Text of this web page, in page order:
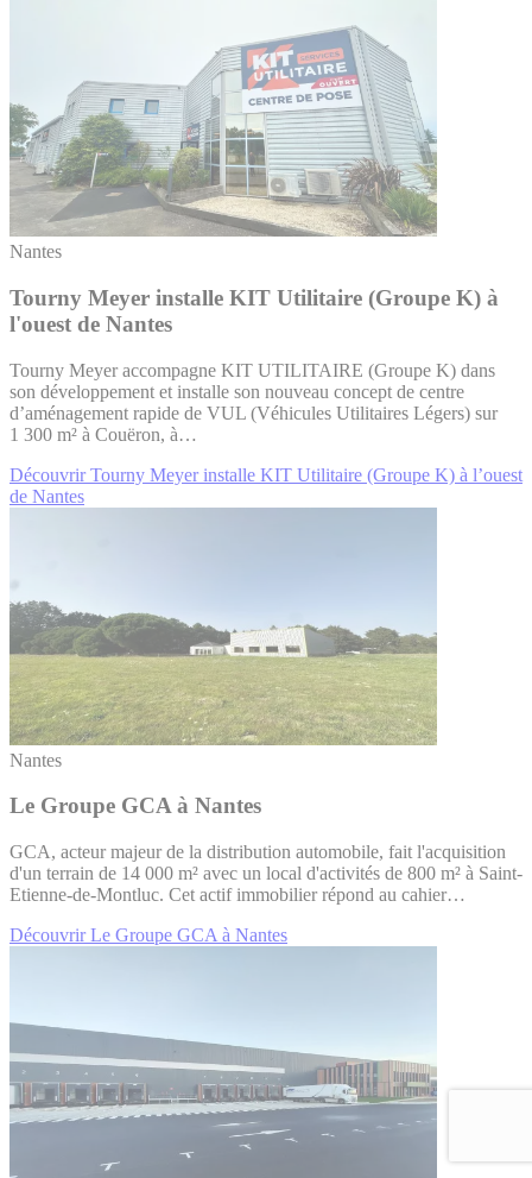
Nantes
Tourny Meyer installe KIT Utilitaire (Groupe K) à
l'ouest de Nantes
Tourny Meyer accompagne KIT UTILITAIRE (Groupe K) dans
son développement et installe son nouveau concept de centre
d’aménagement rapide de VUL (Véhicules Utilitaires Légers) sur
1 300 m² à Couëron, à…
Découvrir Tourny Meyer installe KIT Utilitaire (Groupe K) à l’ouest
de Nantes
Nantes
Le Groupe GCA à Nantes
GCA, acteur majeur de la distribution automobile, fait l'acquisition
d'un terrain de 14 000 m² avec un local d'activités de 800 m² à Saint-
Etienne-de-Montluc. Cet actif immobilier répond au cahier…
Découvrir Le Groupe GCA à Nantes